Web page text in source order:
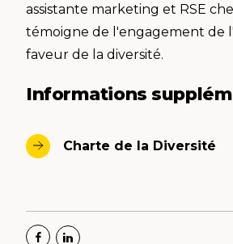
assistante marketing et RSE
témoigne de l'engagement de
faveur de la diversité.
Informations
Charte de la Diversité